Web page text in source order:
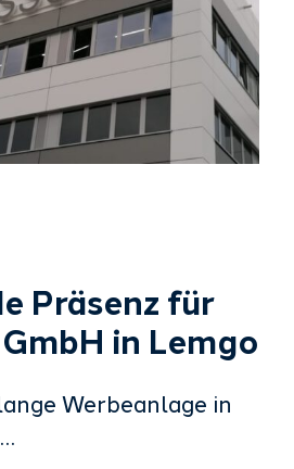
Präsenz für
in Lemgo
Werbeanlage in